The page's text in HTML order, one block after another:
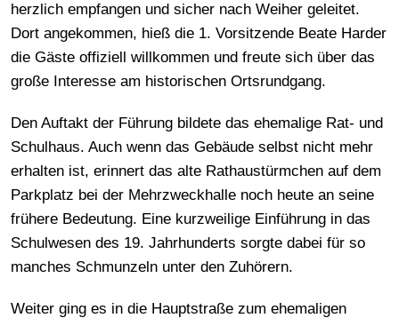
herzlich empfangen und sicher nach Weiher geleitet.
Dort angekommen, hieß die 1. Vorsitzende Beate Harder
die Gäste offiziell willkommen und freute sich über das
große Interesse am historischen Ortsrundgang.
Den Auftakt der Führung bildete das ehemalige Rat- und
Schulhaus. Auch wenn das Gebäude selbst nicht mehr
erhalten ist, erinnert das alte Rathaustürmchen auf dem
Parkplatz bei der Mehrzweckhalle noch heute an seine
frühere Bedeutung. Eine kurzweilige Einführung in das
Schulwesen des 19. Jahrhunderts sorgte dabei für so
manches Schmunzeln unter den Zuhörern.
Weiter ging es in die Hauptstraße zum ehemaligen